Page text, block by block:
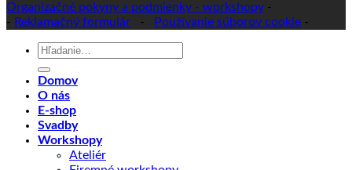
Organizačné pokyny a podmienky - workshopy -
- Reklamačný formulár - Používanie súborov cookie -
Hľadať:
Domov
O nás
E-shop
Svadby
Workshopy
Ateliér